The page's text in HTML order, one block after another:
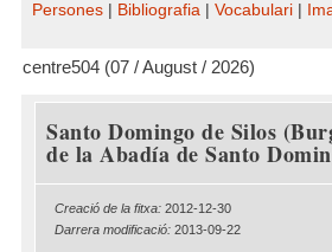
Persones
Bibliografia Vocabulari
centre504 (07 / August / 2026)
Santo Domingo de Silos
de la Abadía de Santo
Creació de la fitxa: 2012-12-30
Darrera modificació: 2013-09-22